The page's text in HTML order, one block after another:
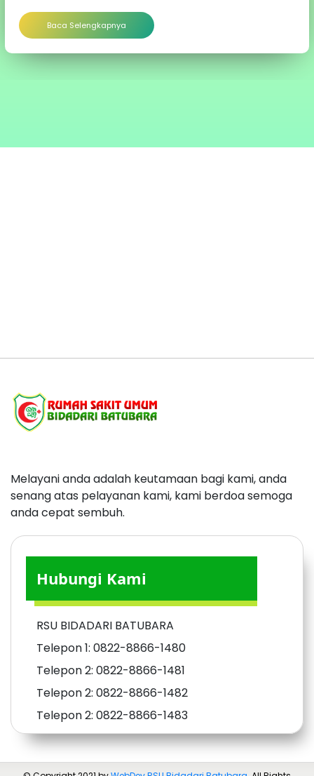
Baca Selengkapnya
Melayani anda adalah keutamaan bagi kami, anda
senang atas pelayanan kami, kami berdoa semoga
anda cepat sembuh.
Hubungi Kami
RSU BIDADARI BATUBARA
Telepon 1: 0822-8866-1480
Telepon 2: 0822-8866-1481
Telepon 2: 0822-8866-1482
Telepon 2: 0822-8866-1483